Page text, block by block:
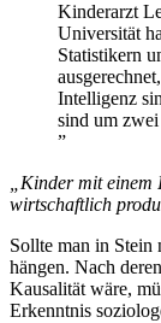
Kinderarzt
Universität
Statistikern
Intelligenz
sind um
”
„Kinder mit einem
wirtschaftlich
Sollte man in Stein
hängen. Nach
Kausalität wäre,
Erkenntnis